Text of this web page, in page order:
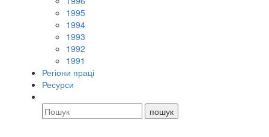
1995
1994
1993
1992
1991
Регіони праці
Ресурси